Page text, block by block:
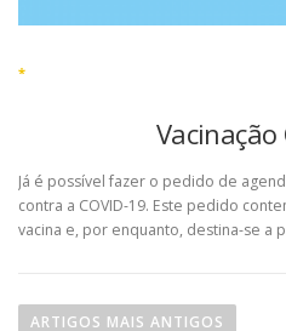
*
Vacinação
Já é possível fazer o pedido de
contra a COVID-19. Este pedido
vacina e, por enquanto, destina-se a
aARTIGOS MAIS ANTIGOS